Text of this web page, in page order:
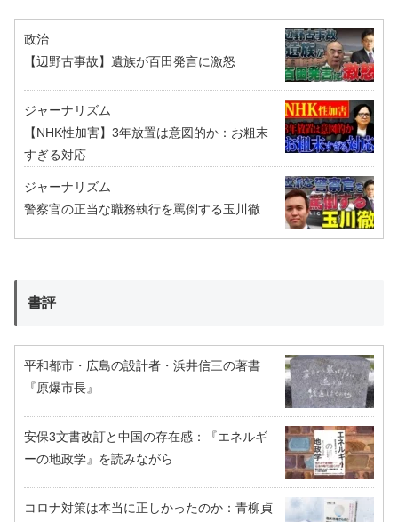
政治
【辺野古事故】遺族が百田発言に激怒
ジャーナリズム
【NHK性加害】3年放置は意図的か：お粗末
すぎる対応
ジャーナリズム
警察官の正当な職務執行を罵倒する玉川徹
書評
平和都市・広島の設計者・浜井信三の著書
『原爆市長』
安保3文書改訂と中国の存在感：『エネルギ
ーの地政学』を読みながら
コロナ対策は本当に正しかったのか：青柳貞